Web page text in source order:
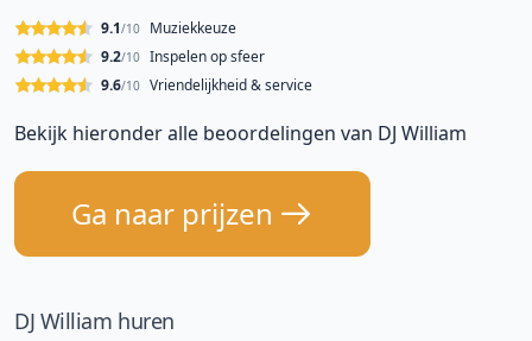
Muziekkeuze
9.1/10
Inspelen op sfeer
9.2/10
Vriendelijkheid & service
9.6/10
Bekijk hieronder alle beoordelingen van DJ William
Ga naar prijzen
DJ William huren